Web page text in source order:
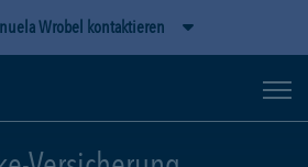
Wrobel kontaktieren